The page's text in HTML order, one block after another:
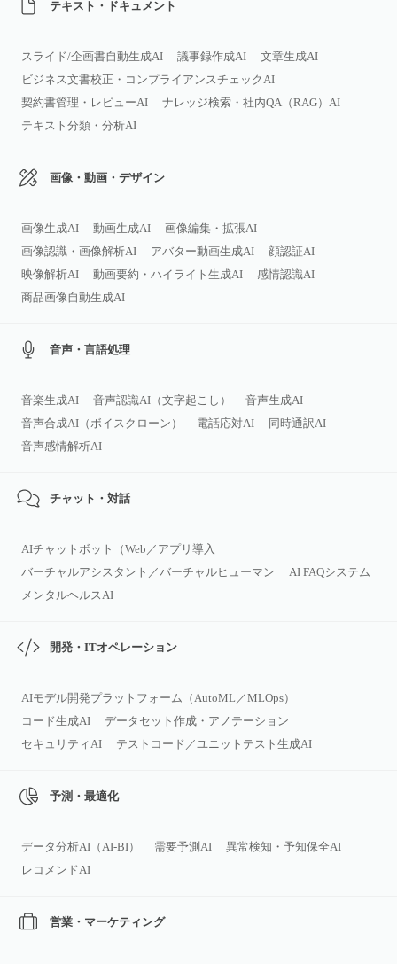
テキスト・ドキュメント
スライド/企画書自動生成AI 議事録作成AI
文章生成AI
ビジネス文書校正・コンプライアンスチェックAI
契約書管理・レビューAI
ナレッジ検索・社内QA（RAG）AI
テキスト分類・分析AI
画像・動画・デザイン
画像生成AI 動画生成AI
画像編集・拡張AI
画像認識・画像解析AI
アバター動画生成AI
顔認証AI
映像解析AI
動画要約・ハイライト生成AI
感情認識AI
商品画像自動生成AI
音声・言語処理
音楽生成AI 音声認識AI（文字起こし）
音声生成AI
音声合成AI（ボイスクローン）
電話応対AI
同時通訳AI
音声感情解析AI
チャット・対話
AIチャットボット（Web／アプリ導入
バーチャルアシスタント／バーチャルヒューマン
AI FAQシステム
メンタルヘルスAI
開発・ITオペレーション
AIモデル開発プラットフォーム（AutoML／MLOps）
コード生成AI
データセット作成・アノテーション
セキュリティAI
テストコード／ユニットテスト生成AI
予測・最適化
データ分析AI（AI‑BI） 需要予測AI
異常検知・予知保全AI
レコメンドAI
営業・マーケティング